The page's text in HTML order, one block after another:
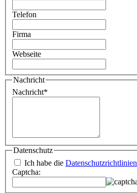
Telefon
Firma
Webseite
Nachricht
Nachricht*
Datenschutz
Ich habe die Datenschutzrichtlinien
Captcha: